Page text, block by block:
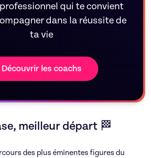
qui te convient
dans la réussite de
ta vie
Découvrir les coachs
meilleur départ 🏁
des plus éminentes figures du